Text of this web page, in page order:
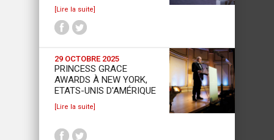
[Lire la suite]
29 OCTOBRE 2025
PRINCESS GRACE
AWARDS À NEW YORK,
ETATS-UNIS D'AMÉRIQUE
[Lire la suite]